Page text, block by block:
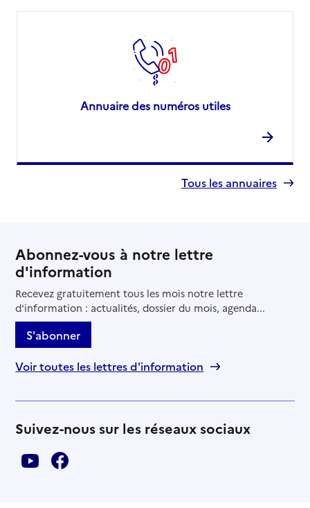
Annuaire des numéros utiles
Tous les annuaires
Abonnez-vous à notre lettre
d'information
Recevez gratuitement tous les mois notre lettre
d'information : actualités, dossier du mois, agenda...
S'abonner
Voir toutes les lettres d'information
Suivez-nous sur les réseaux sociaux